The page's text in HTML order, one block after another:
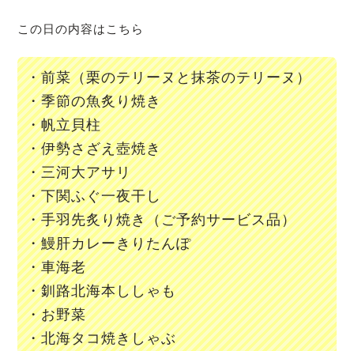
この日の内容はこちら
・前菜（栗のテリーヌと抹茶のテリーヌ）
・季節の魚炙り焼き
・帆立貝柱
・伊勢さざえ壺焼き
・三河大アサリ
・下関ふぐ一夜干し
・手羽先炙り焼き（ご予約サービス品）
・鰻肝カレーきりたんぽ
・車海老
・釧路北海本ししゃも
・お野菜
・北海タコ焼きしゃぶ